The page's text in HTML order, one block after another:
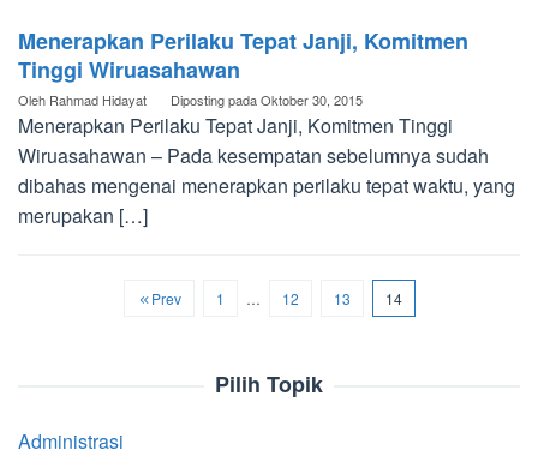
Menerapkan Perilaku Tepat Janji, Komitmen
Tinggi Wiruasahawan
Oleh Rahmad Hidayat Diposting padaOktober 30, 2015
Menerapkan Perilaku Tepat Janji, Komitmen Tinggi
Wiruasahawan – Pada kesempatan sebelumnya sudah
dibahas mengenai menerapkan perilaku tepat waktu, yang
merupakan […]
Prev 1 … 12 13 14
Pilih Topik
Administrasi